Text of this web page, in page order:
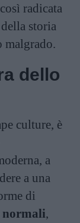
radicata
storia
malgrado.
dello
culture, è
a
a una
di
normali,